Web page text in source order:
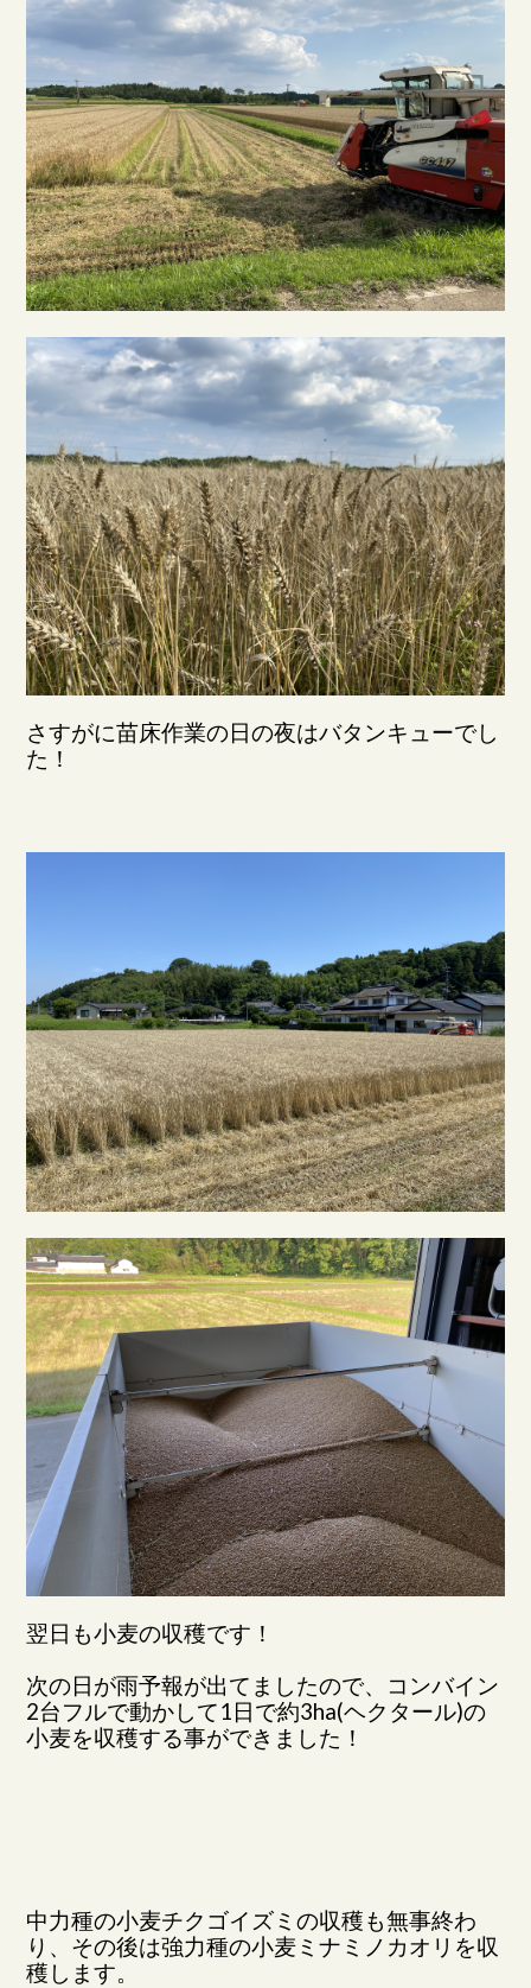
さすがに苗床作業の日の夜はバタンキューでし
た！
翌日も小麦の収穫です！
次の日が雨予報が出てましたので、コンバイン
2台フルで動かして1日で約3ha(ヘクタール)の
小麦を収穫する事ができました！
中力種の小麦チクゴイズミの収穫も無事終わ
り、その後は強力種の小麦ミナミノカオリを収
穫します。